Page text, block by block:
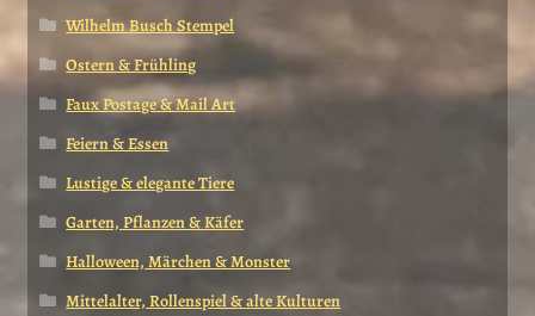
Wilhelm Busch Stempel
Ostern & Frühling
Faux Postage & Mail Art
Feiern & Essen
Lustige & elegante Tiere
Garten, Pflanzen & Käfer
Halloween, Märchen & Monster
Mittelalter, Rollenspiel & alte Kulturen